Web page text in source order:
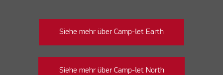
Siehe mehr über Camp-let Earth
Siehe mehr über Camp-let North